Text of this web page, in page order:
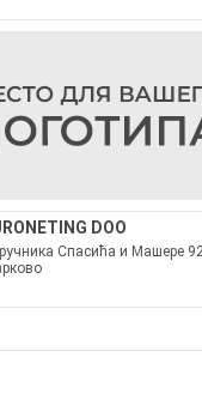
DOO
Спасића и Машере